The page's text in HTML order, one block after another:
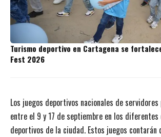
Turismo deportivo en Cartagena se
Fest 2026
Los juegos deportivos nacionales de
entre el 9 y 17 de septiembre en los diferentes
deportivos de la ciudad. Estos juegos contarán